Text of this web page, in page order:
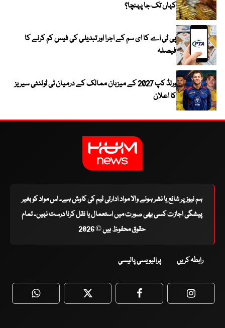
کہاں تک جا پہنچا؟
پی ٹی اے کا ای سم کے اجرا اور تبدیلی کی فیس کم کرنے کا
فیصلہ
ورلڈ کپ 2027 کے میزبان ممالک کے درمیان ٹی ٹوئنٹی سیریز
کا اعلان
ہم نیوز پر شائع یا نشر ہونے والا مواد ادارتی ٹیم کی کاوش ہے۔ اس مواد کو بغیر
پیشگی اجازت کسی بھی صورت میں استعمال یا نقل کرنا درست نہیں۔ تمام
حقوق محفوظ ہیں © 2026
رابطہ کریں پرائیویسی پالیسی
WhatsApp Twitter Facebook